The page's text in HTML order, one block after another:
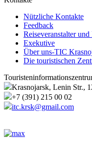
Nützliche Kontakte
Feedback
Reiseveranstalter
Exekutive
Über uns-TIC
Die touristischen
Krasnojarsk, Lenin Str.,
+7 (391) 215 00 02
itc.krsk@gmail.com